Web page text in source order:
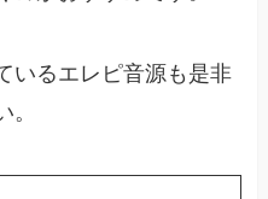
いるエレピ音源も是非